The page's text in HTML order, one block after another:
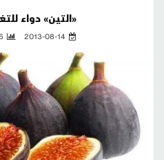
«التين» دواء
2013-08-14